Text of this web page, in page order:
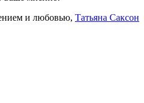
и любовью, Татьяна Саксон